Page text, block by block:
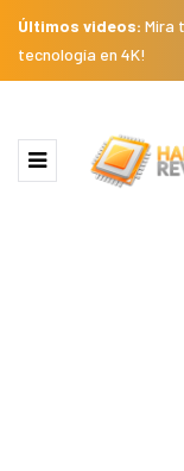
Últimos videos: Mira
tecnología en 4K!